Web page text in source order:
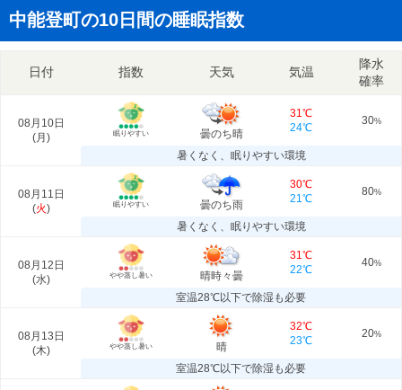
中能登町の10日間の睡眠指数
日付 指数 天気 気温
降水
確率
08月10日
(月 ) 眠りやすい 曇のち晴
31℃
24℃
30%
暑くなく、眠りやすい環境
08月11日
(火) 眠りやすい 曇のち雨
30℃
21℃
80%
暑くなく、眠りやすい環境
08月12日
(水) やや蒸し暑い 晴時々曇
31℃
22℃
40%
室温28℃以下で除湿も必要
08月13日
(木) やや蒸し暑い 晴
32℃
23℃
20%
室温28℃以下で除湿も必要